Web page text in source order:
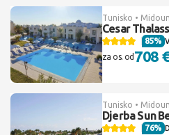
Tunisko • Midoun
Cesar
85%
za os. od 708
Tunisko • Midoun
Djerba Sun
76%